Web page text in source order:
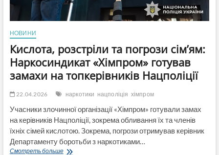
НОВИНИ
Кислота, розстріли та погрози сім’ям:
Наркосиндикат «Хімпром» готував
замахи на топкерівників Нацполіції
22.04.2026 наркотики нацполіція хімпром
Учасники злочинної організації «Хімпром» готували замах
на керівників Нацполіції, зокрема обливання їх та членів
їхніх сімей кислотою. Зокрема, погрози отримував керівник
Департаменту боротьби з наркотиками…
Смотреть большеКислота,